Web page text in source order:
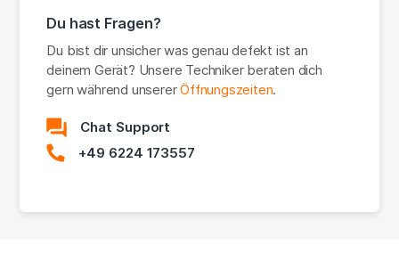
Du hast Fragen?
Du bist dir unsicher was genau defekt ist an
deinem Gerät? Unsere Techniker beraten dich
gern während unsererÖffnungszeiten.
Chat Support
+49 6224 173557